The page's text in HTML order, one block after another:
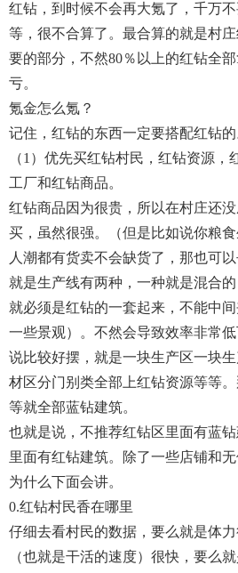
红钻，到时候不会再大氪了，千万
等，很不合算了。最合算的就是村
要的部分，不然80％以上的红钻全
亏。
氪金怎么氪？
记住，红钻的东西一定要搭配红钻的
（1）优先买红钻村民，红钻资源，
工厂和红钻商品。
红钻商品因为很贵，所以在村庄还
买，虽然很强。（但是比如说你粮
人潮都有货卖不会缺货了，那也可以
就是生产线有两种，一种就是混合
就必须是红钻的一套起来，不能中
一些景观）。不然会导致效率非常
说比较好摆，就是一块生产区一块
材区分门别类全部上红钻资源等等
等就全部蓝钻建筑。
也就是说，不推荐红钻区里面有蓝
里面有红钻建筑。除了一些店铺和无
为什么下面会讲。
0.红钻村民香在哪里
仔细去看村民的数据，要么就是体
（也就是干活的速度）很快，要么